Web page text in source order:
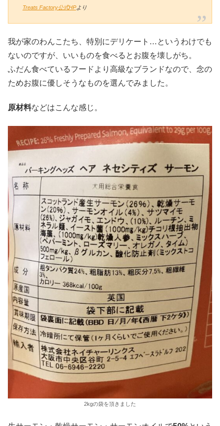
Treats Factory公式HPより
我が家のわんこたち、特別にデリケート…というわけでも
ないのですが、いいものを食べるとお腹を壊しがち。
ふだん食べているフードより高級なブランドなので、念の
ためお腹に優しそうなものを選んでみました。
原材料などはこんな感じ。
2kgの袋を頂きました